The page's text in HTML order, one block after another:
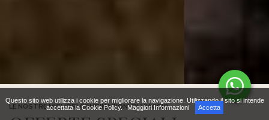
LE NOSTRE MIGLIORI COMBINAZIONI DI VIAGGIO
Questo sito web utilizza i cookie per migliorare la navigazione. Utilizzando il sito si intende
accettata la Cookie Policy.
Maggiori Informazioni Accetta